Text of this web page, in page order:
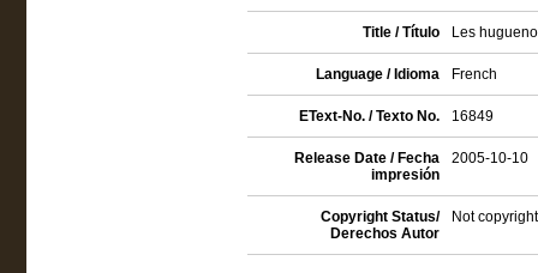
Title / Título Les
Language / Idioma French
EText-No. / Texto No. 16849
Release Date / Fecha
impresión
2005-10-10
Copyright Status/
Derechos Autor
Not